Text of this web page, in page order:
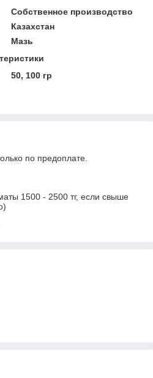
Собственное производство
Казахстан
Мазь
50, 100 гр
по предоплате.
1500 - 2500 тг, если свыше